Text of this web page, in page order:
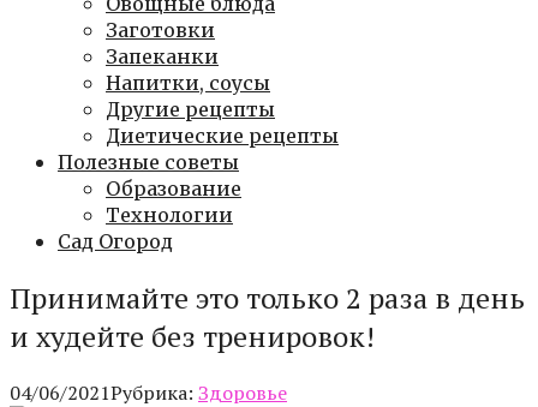
Заготовки
Запеканки
Напитки, соусы
Другие рецепты
Диетические рецепты
Полезные советы
Образование
Технологии
Сад Огород
Принимайте это только 2 раза в день
и худейте без тренировок!
04/06/2021Рубрика: Здоровье